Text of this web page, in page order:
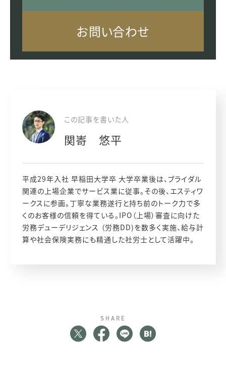
お問い合わせ
この記事を書いた人
関㟢 悠平
平成29年入社 早稲田大学卒 大学卒業後は、ブライダル
関連の上場企業でサービス業に従事。その後、エスティワ
ークスに参画。丁寧な業務遂行と持ち前のトーク力で多
くのお客様の信頼を得ている。IPO（上場）審査に向けた
労務デューデリジェンス （労務DD)を数多く実施、給与計
算や社会保険実務にも精通した社労士として活躍中。
SHARE